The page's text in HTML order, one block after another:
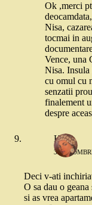
Ok ,merci
Nisa,
tocmai in
Vence, una
Nisa. Insula
cu omul cu
senzatii
finalement
despre
Hapi
3
Deci v-ati
O sa dau o
si as vrea